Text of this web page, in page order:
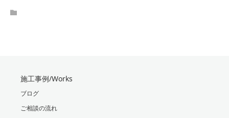
施工事例/Works
ブログ
ご相談の流れ